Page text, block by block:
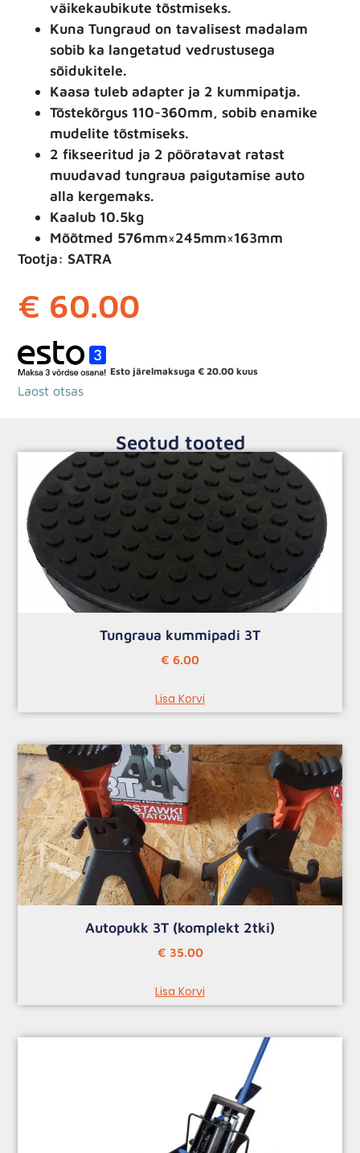
väikekaubikute tõstmiseks.
Kuna Tungraud on tavalisest madalam
sobib ka langetatud vedrustusega
sõidukitele.
Kaasa tuleb adapter ja 2 kummipatja.
Tõstekõrgus 110-360mm, sobib enamike
mudelite tõstmiseks.
2 fikseeritud ja 2 pööratavat ratast
muudavad tungraua paigutamise auto
alla kergemaks.
Kaalub 10.5kg
Mõõtmed 576mm×245mm×163mm
Tootja: SATRA
€ 60.00
Esto järelmaksuga€ 20.00 kuus
Laost otsas
Seotud tooted
Tungraua kummipadi 3T
€ 6.00
Lisa Korvi
Autopukk 3T (komplekt 2tki)
€ 35.00
Lisa Korvi